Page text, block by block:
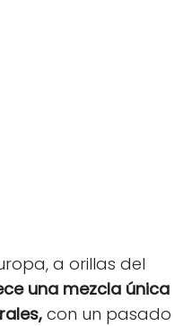
a orillas del
una mezcla única
con un pasado